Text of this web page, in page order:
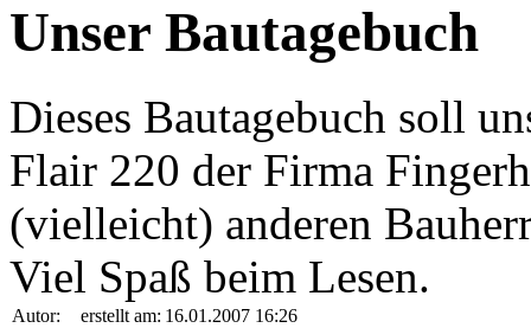
Unser Bautagebuch
Dieses Bautagebuch soll
Flair 220 der Firma
(vielleicht) anderen
Viel Spaß beim Lesen.
Autor: erstellt am: 16.01.2007 16:26